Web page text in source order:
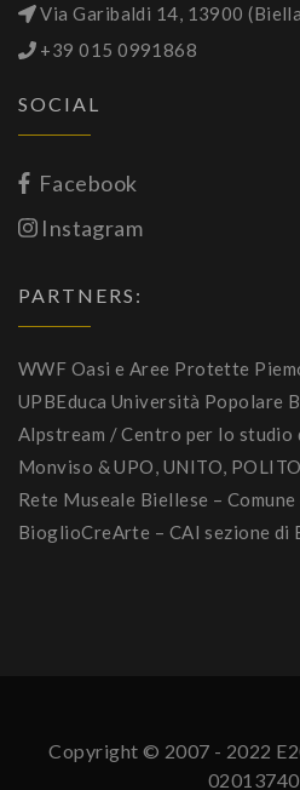
Via Garibaldi 14, 13900
+39 015 0991868
SOCIAL
Facebook
Instagram
PARTNERS:
WWF Oasi e Aree Protette
UPBEduca Università Popolare
Alpstream / Centro per lo studio
Monviso & UPO, UNITO,
Rete Museale Biellese –
BioglioCreArte – CAI sezione di
Copyright © 2007 - 2022